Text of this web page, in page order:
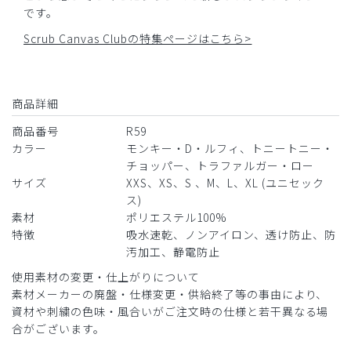
です。
Scrub Canvas Clubの特集ページはこちら>
商品詳細
商品番号
R59
カラー
モンキー・D・ルフィ、トニートニー・
チョッパー、トラファルガー・ロー
サイズ
XXS、XS、S 、M、L、XL (ユニセック
ス)
素材
ポリエステル100%
特徴
吸水速乾、ノンアイロン、透け防止、防
汚加工、静電防止
使用素材の変更・仕上がりについて
素材メーカーの廃盤・仕様変更・供給終了等の事由により、
資材や刺繍の色味・風合いがご注文時の仕様と若干異なる場
合がございます。